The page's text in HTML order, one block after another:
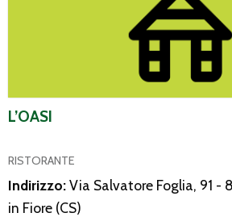
L’OASI
RISTORANTE
Indirizzo:Via Salvatore Foglia, 91 -
in Fiore (CS)